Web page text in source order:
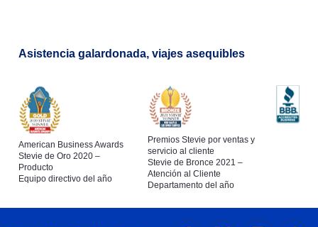
Asistencia galardonada, viajes asequibles
American Business Awards
Stevie de Oro 2020 –
Producto
Equipo directivo del año
Premios Stevie por ventas y
servicio al cliente
Stevie de Bronce 2021 –
Atención al Cliente
Departamento del año